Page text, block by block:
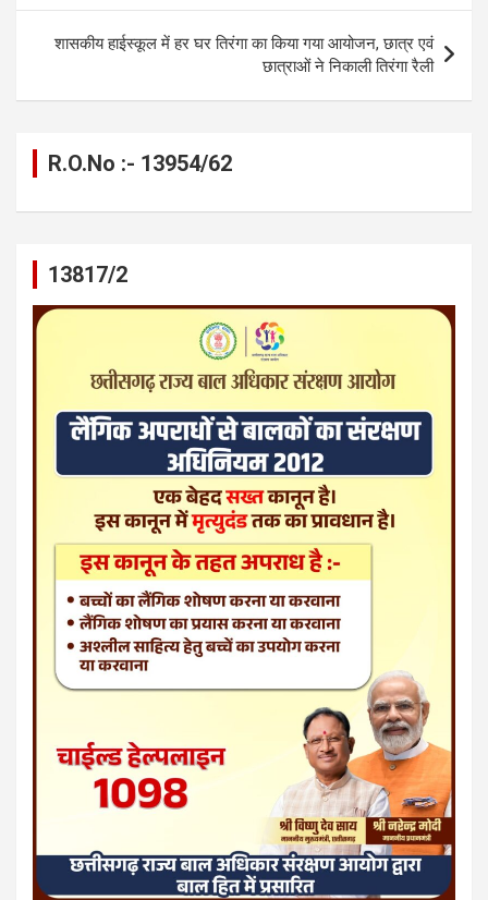
k
p
शासकीय हाईस्कूल में हर घर तिरंगा का किया गया आयोजन, छात्र एवं
छात्राओं ने निकाली तिरंगा रैली
R.O.No :- 13954/62
13817/2